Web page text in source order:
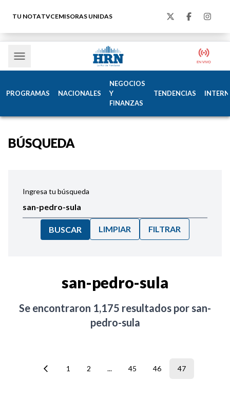
TU NOTATVCEMISORAS UNIDAS
PROGRAMAS NACIONALES
NEGOCIOS
Y
FINANZAS
TENDENCIAS
BÚSQUEDA
Ingresa tu búsqueda
BUSCAR LIMPIAR FILTRAR
san-pedro-sula
Se encontraron 1,175 resultados por san-
pedro-sula
1 2 ... 45 46 47